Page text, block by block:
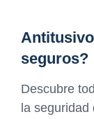
seguros?
Descubre
la